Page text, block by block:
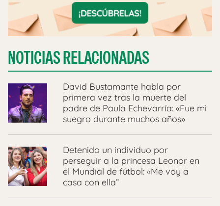
NOTICIAS RELACIONADAS
David Bustamante habla por
primera vez tras la muerte del
padre de Paula Echevarría: «Fue mi
suegro durante muchos años»
Detenido un individuo por
perseguir a la princesa Leonor en
el Mundial de fútbol: «Me voy a
casa con ella”